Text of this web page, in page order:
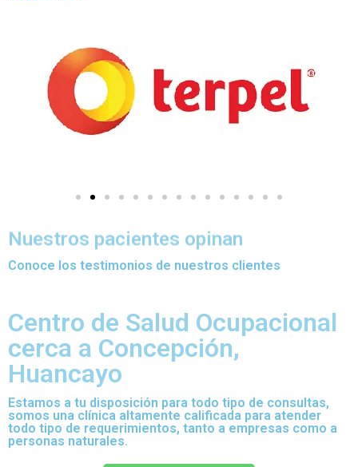
Nuestros pacientes opinan
Conoce los testimonios de nuestros clientes
Centro de Salud Ocupacional
cerca a Concepción,
Huancayo
Estamos a tu disposición para todo tipo de consultas,
somos una clínica altamente calificada para atender
todo tipo de requerimientos, tanto a empresas como a
personas naturales.